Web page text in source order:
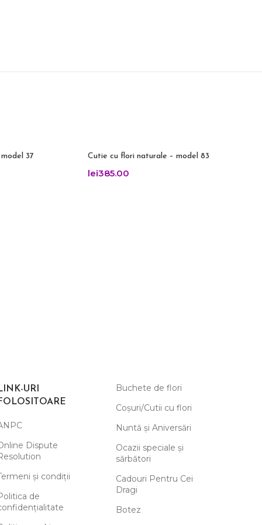
37 Cutie cu flori naturale – model 83
lei385.00
URI
Dispute
și condiții
de
Buchete de flori
Coșuri/Cutii cu flori
Nuntă și Aniversări
Ocazii speciale și
sărbători
Cadouri Pentru Cei
Dragi
Botez